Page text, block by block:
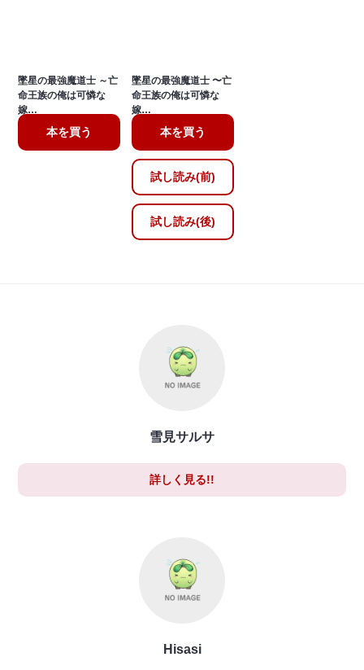
墜星の最強魔道士 ～亡
命王族の俺は可憐な
嫁…
本を買う
墜星の最強魔道士 〜亡
命王族の俺は可憐な
嫁…
本を買う
試し読み(前)
試し読み(後)
雪見サルサ
詳しく見る!!
Hisasi